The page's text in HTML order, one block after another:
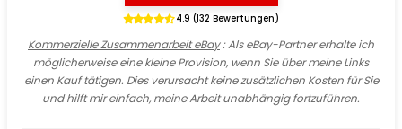
4.9 (132 Bewertungen)
Kommerzielle Zusammenarbeit eBay: Als eBay-Partner erhalte ich
möglicherweise eine kleine Provision, wenn Sie über meine Links
einen Kauf tätigen. Dies verursacht keine zusätzlichen Kosten für Sie
und hilft mir einfach, meine Arbeit unabhängig fortzuführen.